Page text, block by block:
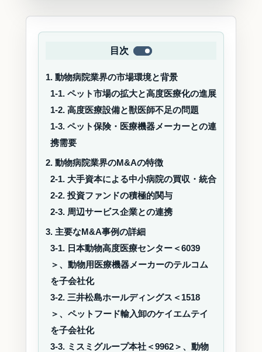
目次
1. 動物病院業界の市場環境と背景
1-1. ペット市場の拡大と高度医療化の進展
1-2. 高度医療設備と獣医師不足の問題
1-3. ペット保険・医療機器メーカーとの連
携需要
2. 動物病院業界のM&Aの特徴
2-1. 大手資本による中小病院の買収・統合
2-2. 投資ファンドの積極的関与
2-3. 周辺サービス企業との連携
3. 主要なM&A事例の詳細
3-1. 日本動物高度医療センター＜6039
＞、動物用医療機器メーカーのテルコム
を子会社化
3-2. 三井松島ホールディングス＜1518
＞、ペットフード輸入卸のケイエムテイ
を子会社化
3-3. ミスミグループ本社＜9962＞、動物